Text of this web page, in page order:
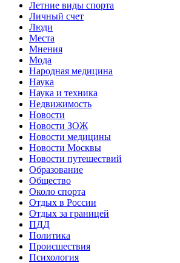
Летние виды спорта
Личный счет
Люди
Места
Мнения
Мода
Народная медицина
Наука
Наука и техника
Недвижимость
Новости
Новости ЗОЖ
Новости медицины
Новости Москвы
Новости путешествий
Образование
Общество
Около спорта
Отдых в России
Отдых за границей
ПДД
Политика
Происшествия
Психология